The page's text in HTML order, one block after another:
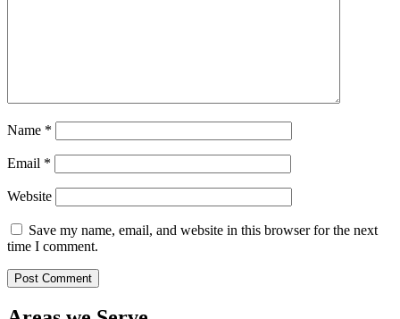
Name *
Email *
Website
Save my name, email, and website in this browser for the next
time I comment.